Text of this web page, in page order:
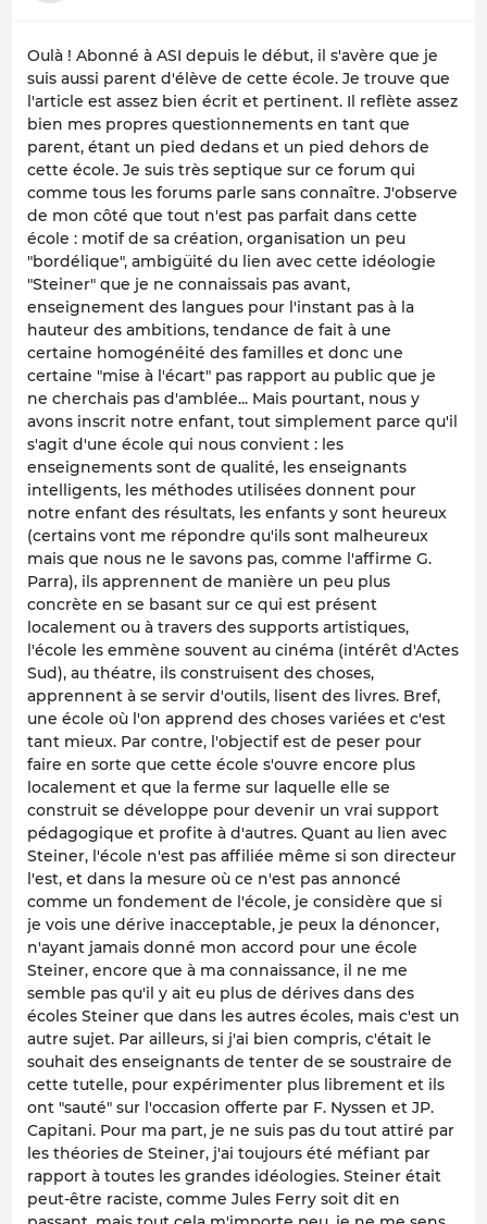
Oulà ! Abonné à ASI depuis le début, il s'avère que je
suis aussi parent d'élève de cette école. Je trouve que
l'article est assez bien écrit et pertinent. Il reflète assez
bien mes propres questionnements en tant que
parent, étant un pied dedans et un pied dehors de
cette école. Je suis très septique sur ce forum qui
comme tous les forums parle sans connaître. J'observe
de mon côté que tout n'est pas parfait dans cette
école : motif de sa création, organisation un peu
"bordélique", ambigüité du lien avec cette idéologie
"Steiner" que je ne connaissais pas avant,
enseignement des langues pour l'instant pas à la
hauteur des ambitions, tendance de fait à une
certaine homogénéité des familles et donc une
certaine "mise à l'écart" pas rapport au public que je
ne cherchais pas d'amblée... Mais pourtant, nous y
avons inscrit notre enfant, tout simplement parce qu'il
s'agit d'une école qui nous convient : les
enseignements sont de qualité, les enseignants
intelligents, les méthodes utilisées donnent pour
notre enfant des résultats, les enfants y sont heureux
(certains vont me répondre qu'ils sont malheureux
mais que nous ne le savons pas, comme l'affirme G.
Parra), ils apprennent de manière un peu plus
concrète en se basant sur ce qui est présent
localement ou à travers des supports artistiques,
l'école les emmène souvent au cinéma (intérêt d'Actes
Sud), au théatre, ils construisent des choses,
apprennent à se servir d'outils, lisent des livres. Bref,
une école où l'on apprend des choses variées et c'est
tant mieux. Par contre, l'objectif est de peser pour
faire en sorte que cette école s'ouvre encore plus
localement et que la ferme sur laquelle elle se
construit se développe pour devenir un vrai support
pédagogique et profite à d'autres. Quant au lien avec
Steiner, l'école n'est pas affiliée même si son directeur
l'est, et dans la mesure où ce n'est pas annoncé
comme un fondement de l'école, je considère que si
je vois une dérive inacceptable, je peux la dénoncer,
n'ayant jamais donné mon accord pour une école
Steiner, encore que à ma connaissance, il ne me
semble pas qu'il y ait eu plus de dérives dans des
écoles Steiner que dans les autres écoles, mais c'est un
autre sujet. Par ailleurs, si j'ai bien compris, c'était le
souhait des enseignants de tenter de se soustraire de
cette tutelle, pour expérimenter plus librement et ils
ont "sauté" sur l'occasion offerte par F. Nyssen et JP.
Capitani. Pour ma part, je ne suis pas du tout attiré par
les théories de Steiner, j'ai toujours été méfiant par
rapport à toutes les grandes idéologies. Steiner était
peut-être raciste, comme Jules Ferry soit dit en